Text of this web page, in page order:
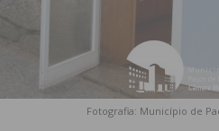
Fotografia: Município de